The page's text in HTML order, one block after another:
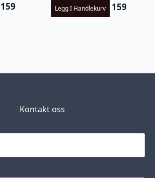
159 Legg I Handlekurv 159
Kontakt oss